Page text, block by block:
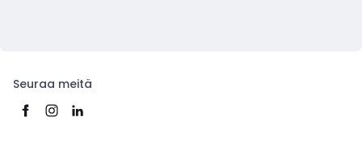
Seuraa meitä